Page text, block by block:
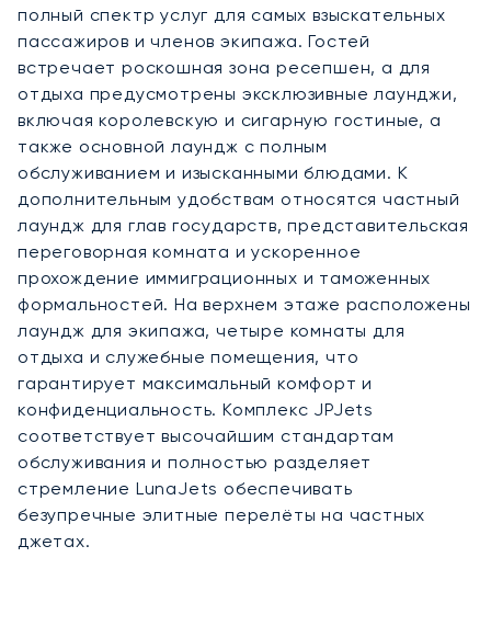
полный спектр услуг для самых взыскательных
пассажиров и членов экипажа. Гостей
встречает роскошная зона ресепшен, а для
отдыха предусмотрены эксклюзивные лаунджи,
включая королевскую и сигарную гостиные, а
также основной лаундж с полным
обслуживанием и изысканными блюдами. К
дополнительным удобствам относятся частный
лаундж для глав государств, представительская
переговорная комната и ускоренное
прохождение иммиграционных и таможенных
формальностей. На верхнем этаже расположены
лаундж для экипажа, четыре комнаты для
отдыха и служебные помещения, что
гарантирует максимальный комфорт и
конфиденциальность. Комплекс JPJets
соответствует высочайшим стандартам
обслуживания и полностью разделяет
стремление LunaJets обеспечивать
безупречные элитные перелёты на частных
джетах.